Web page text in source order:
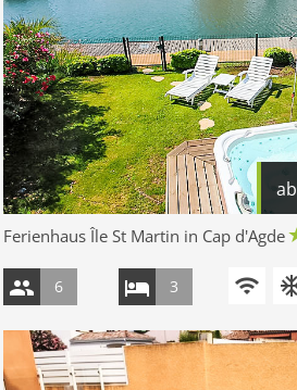
ab
Ferienhaus Île St Martin in Cap d'Agde
6 3